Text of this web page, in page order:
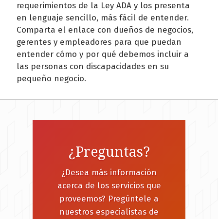
requerimientos de la Ley ADA y los presenta
en lenguaje sencillo, más fácil de entender.
Comparta el enlace con dueños de negocios,
gerentes y empleadores para que puedan
entender cómo y por qué debemos incluir a
las personas con discapacidades en su
pequeño negocio.
¿Preguntas?
¿Desea más información
acerca de los servicios que
proveemos? Pregúntele a
nuestros especialistas de